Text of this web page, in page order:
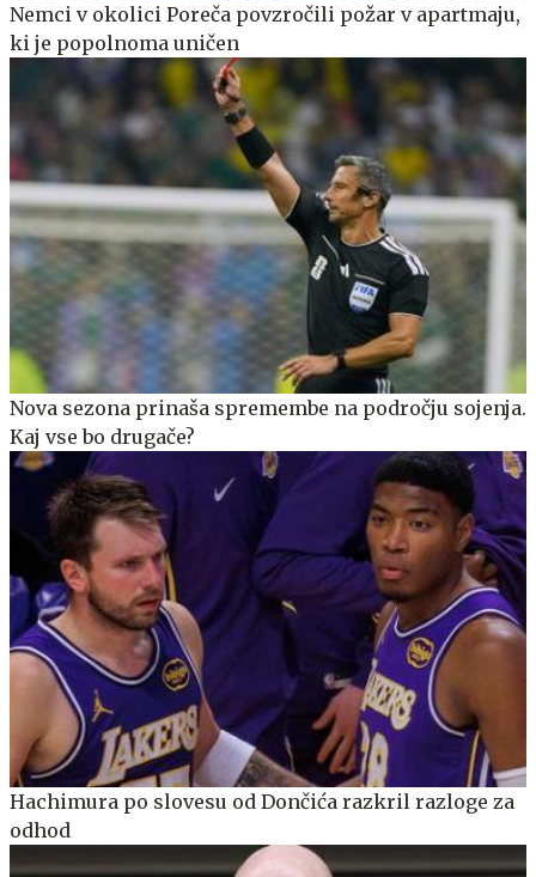
Nemci v okolici Poreča povzročili požar v apartmaju,
ki je popolnoma uničen
Nova sezona prinaša spremembe na področju sojenja.
Kaj vse bo drugače?
Hachimura po slovesu od Dončića razkril razloge za
odhod